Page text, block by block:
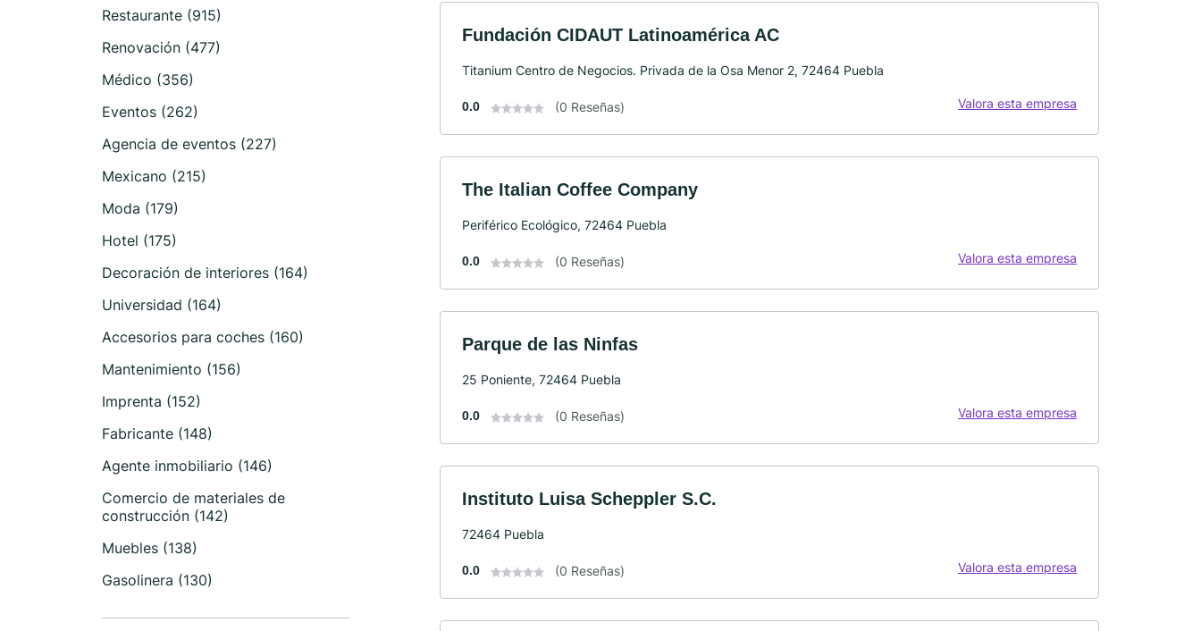
Restaurante (915)
Renovación (477)
Médico (356)
Eventos (262)
Agencia de eventos (227)
Mexicano (215)
Moda (179)
Hotel (175)
Decoración de interiores (164)
Universidad (164)
Accesorios para coches (160)
Mantenimiento (156)
Imprenta (152)
Fabricante (148)
Agente inmobiliario (146)
Comercio de materiales de
construcción (142)
Muebles (138)
Gasolinera (130)
Fundación CIDAUT Latinoamérica AC
Titanium Centro de Negocios. Privada de la Osa Menor 2, 72464 Puebla
0.0 (0 Reseñas) Valora esta empresa
The Italian Coffee Company
Periférico Ecológico, 72464 Puebla
0.0 (0 Reseñas) Valora esta empresa
Parque de las Ninfas
25 Poniente, 72464 Puebla
0.0 (0 Reseñas) Valora esta empresa
Instituto Luisa Scheppler S.C.
72464 Puebla
0.0 (0 Reseñas) Valora esta empresa